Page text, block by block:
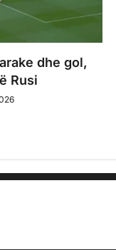
dhe gol,
Rusi